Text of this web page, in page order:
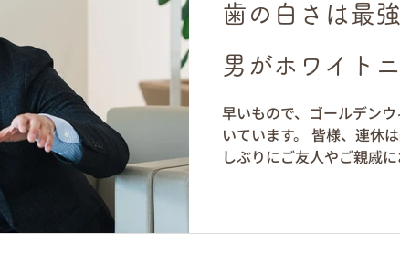
歯の白さは最
男がホワイト
早いもので、ゴールデン
いています。 皆様、連休
しぶりにご友人やご親戚